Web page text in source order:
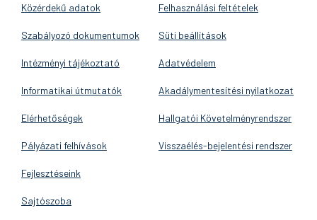
Közérdekű adatok
Szabályozó dokumentumok
Intézményi tájékoztató
Informatikai útmutatók
Elérhetőségek
Pályázati felhívások
Fejlesztéseink
Sajtószoba
Felhasználási feltételek
Süti beállítások
Adatvédelem
Akadálymentesítési nyilatkozat
Hallgatói Követelményrendszer
Visszaélés-bejelentési rendszer